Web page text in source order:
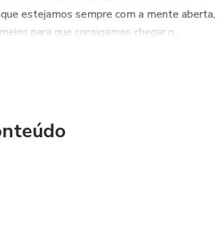
estejamos sempre com a mente aberta,
para que consigamos chegar n...